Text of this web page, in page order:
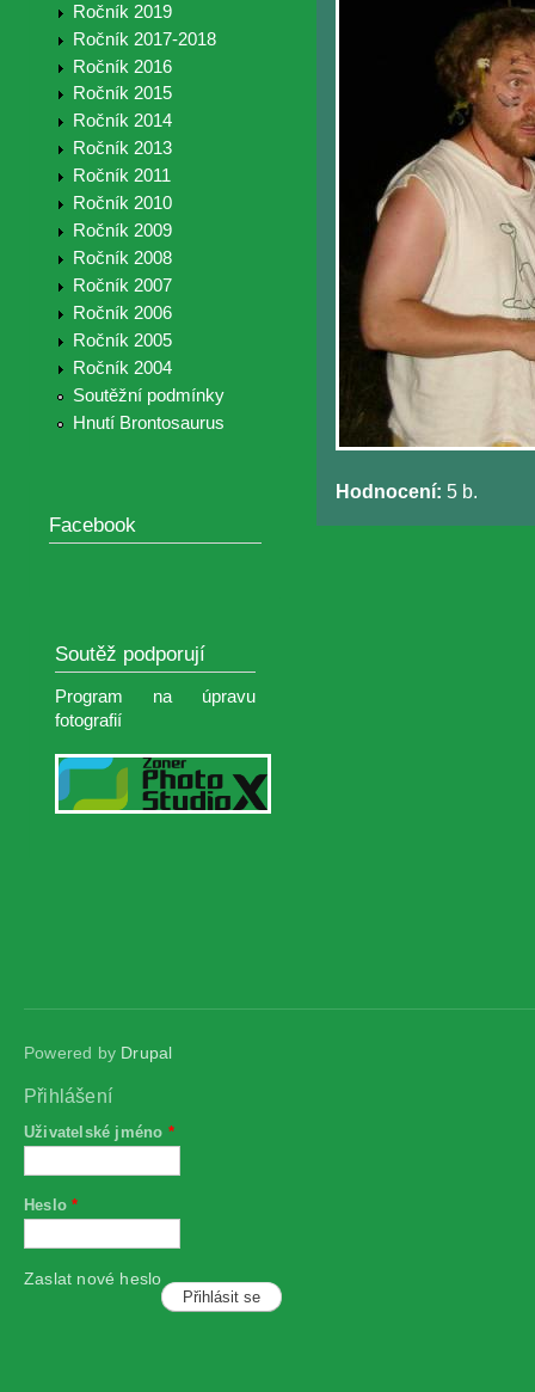
Ročník 2019
Ročník 2017-2018
Ročník 2016
Ročník 2015
Ročník 2014
Ročník 2013
Ročník 2011
Ročník 2010
Ročník 2009
Ročník 2008
Ročník 2007
Ročník 2006
Ročník 2005
Ročník 2004
Soutěžní podmínky
Hnutí Brontosaurus
Facebook
Soutěž podporují
Program na úpravu
fotografií
Hodnocení: 5 b.
Powered by Drupal
Přihlášení
Uživatelské jméno *
Heslo*
Zaslat nové heslo